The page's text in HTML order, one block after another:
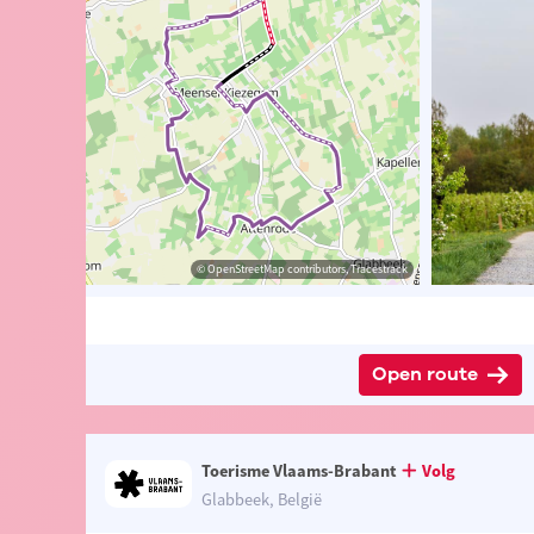
© OpenStreetMap contributors, Tracestrack
Open route
Tielt-Winge © OpenStreetMap contributors, Tracestrack
Toerisme Vlaams-Brabant
Volg
Glabbeek, België